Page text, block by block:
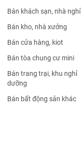
Bán khách sạn, nhà nghỉ
Bán kho, nhà xưởng
Bán cửa hàng, kiot
Bán tòa chung cư mini
Bán trang trại, khu nghỉ
dưỡng
Bán bất động sản khác